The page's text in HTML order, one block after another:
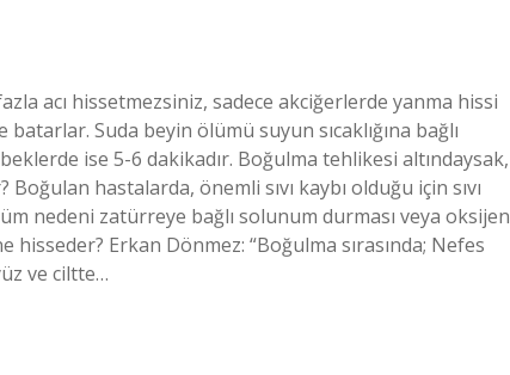
acı hissetmezsiniz, sadece akciğerlerde yanma hissi
Suda beyin ölümü suyun sıcaklığına bağlı
ise 5-6 dakikadır. Boğulma tehlikesi altındaysak,
hastalarda, önemli sıvı kaybı olduğu için sıvı
nedeni zatürreye bağlı solunum durması veya oksijen
hisseder? Erkan Dönmez: “Boğulma sırasında; Nefes
ve ciltte…